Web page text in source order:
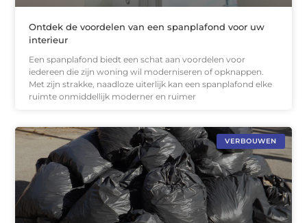
Ontdek de voordelen van een spanplafond voor uw
interieur
Een spanplafond biedt een schat aan voordelen voor
iedereen die zijn woning wil moderniseren of opknappen.
Met zijn strakke, naadloze uiterlijk kan een spanplafond elke
ruimte onmiddellijk moderner en ruimer
VERBOUWEN